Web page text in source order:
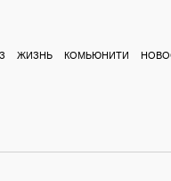
ЖИЗНЬ КОМЬЮНИТИ